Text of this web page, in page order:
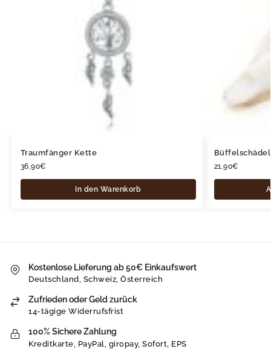
Traumfänger Kette
36,90€
In den Warenkorb
21,90€
Kostenlose Lieferung ab 50€ Einkaufswert
Deutschland, Schweiz, Österreich
Zufrieden oder Geld zurück
14-tägige Widerrufsfrist
100% Sichere Zahlung
Kreditkarte, PayPal, giropay, Sofort, EPS